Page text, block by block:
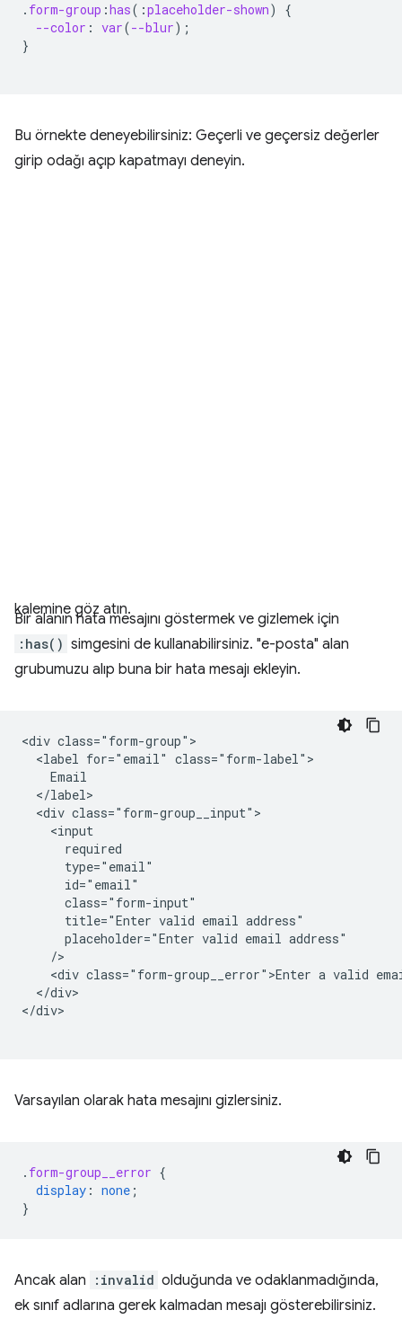
. form-group :has( :placeholder-shown)
{
--color : var(--blur);
}
Bu örnekte deneyebilirsiniz: Geçerli ve geçersiz değerler
girip odağı açıp kapatmayı deneyin.
kalemine göz atın.
Bir alanın hata mesajını göstermek ve gizlemek için
:has() simgesini de kullanabilirsiniz. "e-posta" alan
grubumuzu alıp buna bir hata mesajı ekleyin.
<div class="form-group">
  <label for="email" class="form-label">
    Email
  </label>
  <div class="form-group__input">
    <input
      required
      type="email"
      id="email"
      class="form-input"
      title="Enter valid email address"
      placeholder="Enter valid email address"
    />
<div class="form-group__error">Enter a valid
  </div>
</div>
Varsayılan olarak hata mesajını gizlersiniz.
. form-group__error {
display : none ;
}
Ancak alan :invalid olduğunda ve odaklanmadığında,
ek sınıf adlarına gerek kalmadan mesajı gösterebilirsiniz.